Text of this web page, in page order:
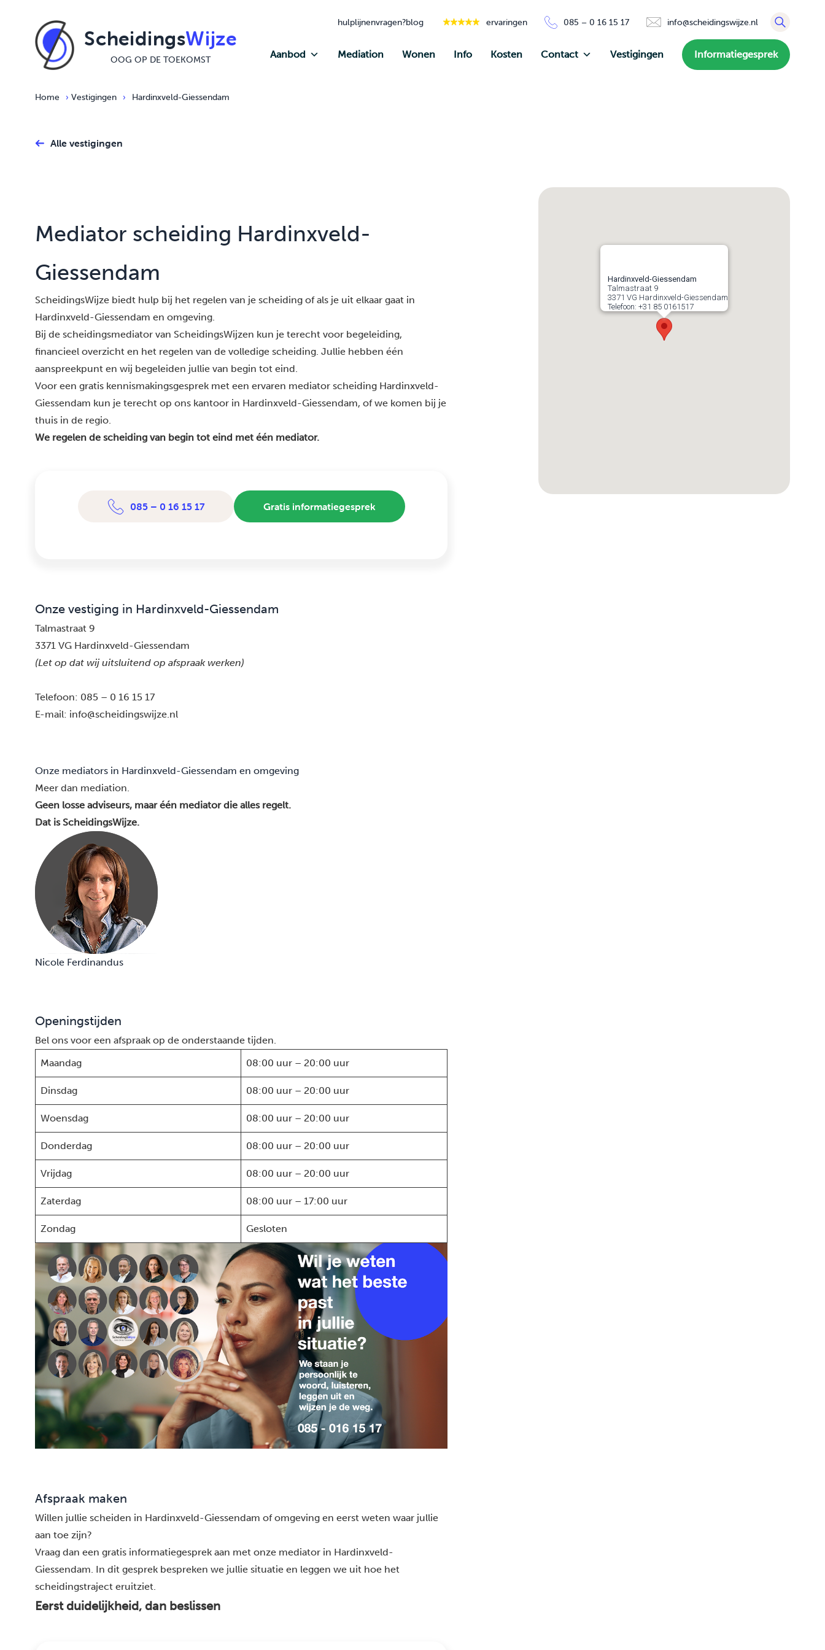
ScheidingsWijze
OOG OP DE TOEKOMST
hulplijnenvragen?blog ervaringen 085 – 0 16 15 17 info@scheidingswijze.nl
Aanbod Mediation Wonen Info Kosten Contact Vestigingen Informatiegesprek
Home › Vestigingen › Hardinxveld-Giessendam
Alle vestigingen
Mediator scheiding Hardinxveld-
Giessendam
ScheidingsWijze biedt hulp bij het regelen van je scheiding of als je uit elkaar gaat in
Hardinxveld-Giessendam en omgeving.
Bij de scheidingsmediator van ScheidingsWijzen kun je terecht voor begeleiding,
financieel overzicht en het regelen van de volledige scheiding. Jullie hebben één
aanspreekpunt en wij begeleiden jullie van begin tot eind.
Voor een gratis kennismakingsgesprek met een ervaren mediator scheiding Hardinxveld-
Giessendam kun je terecht op ons kantoor in Hardinxveld-Giessendam, of we komen bij je
thuis in de regio.
We regelen de scheiding van begin tot eind met één mediator.
085 – 0 16 15 17 Gratis informatiegesprek
Onze vestiging in Hardinxveld-Giessendam
Talmastraat 9
3371 VG Hardinxveld-Giessendam
(Let op dat wij uitsluitend op afspraak werken)
Telefoon: 085 – 0 16 15 17
E-mail: info@scheidingswijze.nl
Onze mediators in Hardinxveld-Giessendam en omgeving
Meer dan mediation.
Geen losse adviseurs, maar één mediator die alles regelt.
Dat is ScheidingsWijze.
Nicole Ferdinandus
Openingstijden
Bel ons voor een afspraak op de onderstaande tijden.
Maandag
08:00 uur – 20:00 uur
Dinsdag 08:00 uur – 20:00 uur
Woensdag 08:00 uur – 20:00 uur
Donderdag 08:00 uur – 20:00 uur
Vrijdag 08:00 uur – 20:00 uur
Zaterdag 08:00 uur – 17:00 uur
Zondag Gesloten
Afspraak maken
Willen jullie scheiden in Hardinxveld-Giessendam of omgeving en eerst weten waar jullie
aan toe zijn?
Vraag dan een gratis informatiegesprek aan met onze mediator in Hardinxveld-
Giessendam. In dit gesprek bespreken we jullie situatie en leggen we uit hoe het
scheidingstraject eruitziet.
Eerst duidelijkheid, dan beslissen
Hardinxveld-Giessendam
Talmastraat 9
3371 VG Hardinxveld-Giessendam
Telefoon: +31 85 0161517